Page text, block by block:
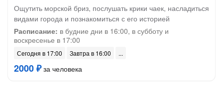
Ощутить морской бриз, послушать крики чаек, насладиться
видами города и познакомиться с его историей
Расписание: в будние дни в 16:00, в субботу и
воскресенье в 17:00
Сегодня в 17:00 Завтра в 16:00
2000 ₽за человека